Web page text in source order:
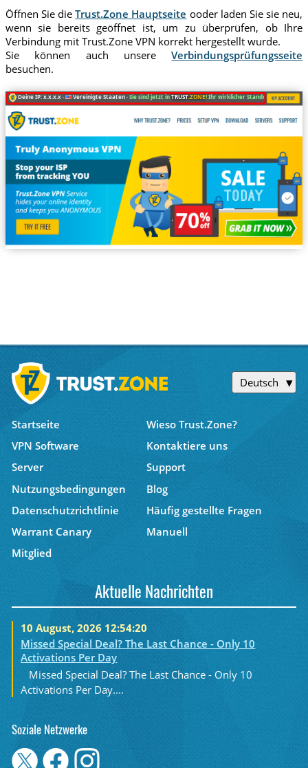
Öffnen Sie dieTrust.Zone Hauptseite ooder laden Sie sie neu,
wenn sie bereits geöffnet ist, um zu überprüfen, ob Ihre
Verbindung mit Trust.Zone VPN korrekt hergestellt wurde.
Sie können auch unsereVerbindungsprüfungsseite
besuchen.
Deine IP: x.x.x.x · Vereinigte Staaten ·Sie sind jetzt inTRUST.ZONE! Ihr wirklicher Standort ist
Deutsch
Startseite
Wieso Trust.Zone?
VPN Software
Kontaktiere uns
Server
Support
Nutzungsbedingungen
Blog
Datenschutzrichtlinie
Häufig gestellte Fragen
Warrant Canary
Manuell
Mitglied
Aktuelle Nachrichten
10 August, 2026 12:54:20
Missed Special Deal? The Last Chance - Only 10
Activations Per Day
Missed Special Deal? The Last Chance - Only 10
Activations Per Day....
Soziale Netzwerke